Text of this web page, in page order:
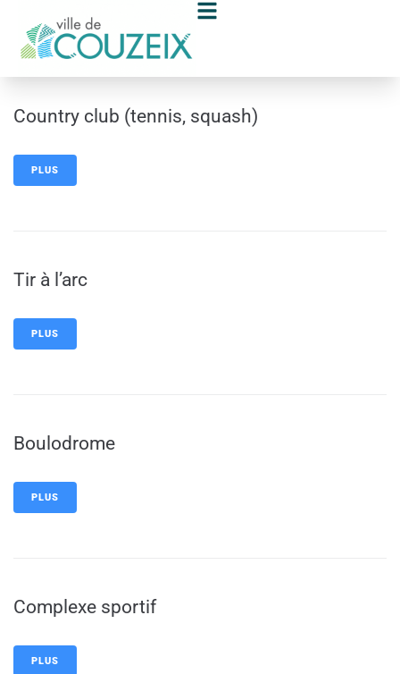
Country club (tennis, squash)
PLUS
Tir à l’arc
PLUS
Boulodrome
PLUS
Complexe sportif
PLUS